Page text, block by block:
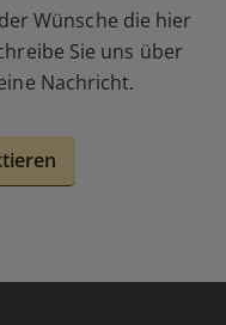
Wünsche die hier
Sie uns über
Nachricht.